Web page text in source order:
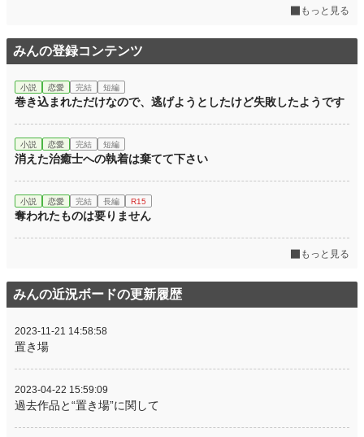
もっと見る
みんの登録コンテンツ
小説 恋愛 完結 短編
巻き込まれただけなので、逃げようとしたけど失敗したようです
小説 恋愛 完結 短編
消えた治癒士への執着は棄てて下さい
小説 恋愛 完結 長編 R15
奪われたものは要りません
もっと見る
みんの近況ボードの更新履歴
2023-11-21 14:58:58
置き場
2023-04-22 15:59:09
過去作品と“置き場”に関して